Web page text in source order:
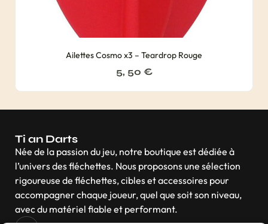
Ailettes Cosmo x3 – Teardrop Rouge
5, 50 €
Ti an Darts
Née de la passion du jeu, notre boutique est dédiée à
l’univers des fléchettes. Nous proposons une sélection
rigoureuse de fléchettes, cibles et accessoires pour
accompagner chaque joueur, quel que soit son niveau,
avec du matériel fiable et performant.